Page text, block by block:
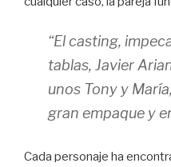
“El casting,
tablas, Javier
unos Tony y
gran empaque y
Cada personaje ha